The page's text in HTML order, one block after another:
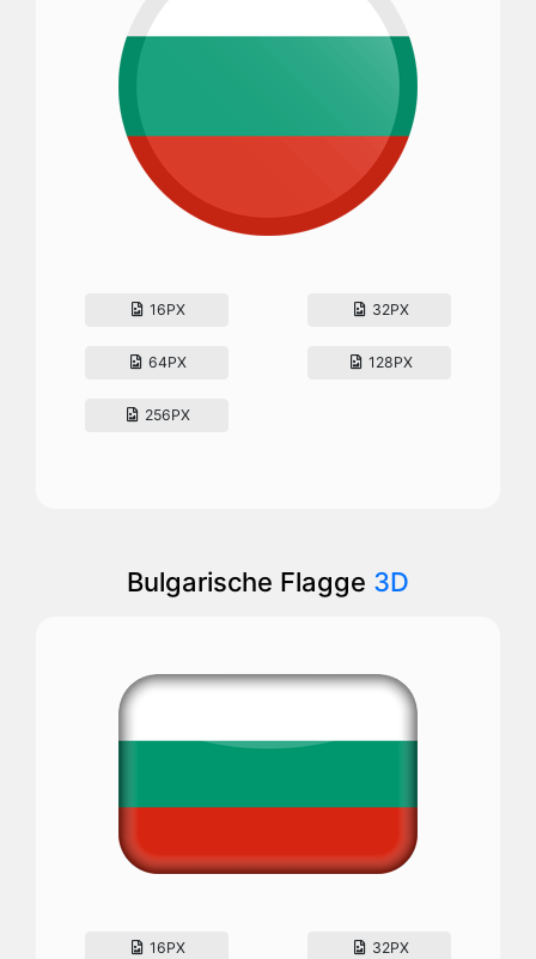
16PX 32PX
64PX 128PX
256PX
Bulgarische Flagge 3D
16PX 32PX